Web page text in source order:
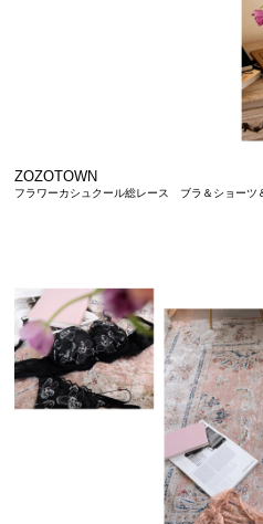
ZOZOTOWN
フラワーカシュクール総レース ブラ＆ショー